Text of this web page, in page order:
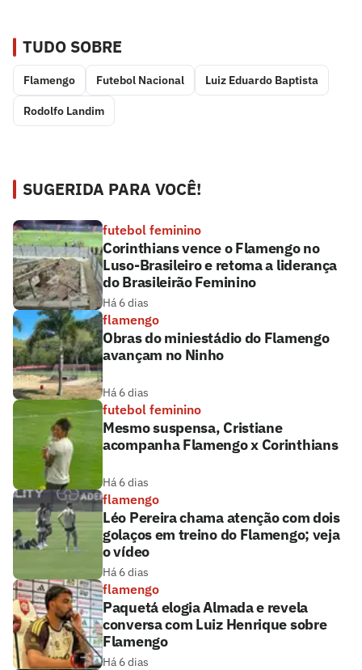
TUDO SOBRE
Flamengo Futebol Nacional Luiz Eduardo Baptista
Rodolfo Landim
SUGERIDA PARA VOCÊ!
futebol feminino
Corinthians vence o Flamengo no
Luso-Brasileiro e retoma a liderança
do Brasileirão Feminino
Há 6 dias
flamengo
Obras do miniestádio do Flamengo
avançam no Ninho
Há 6 dias
futebol feminino
Mesmo suspensa, Cristiane
acompanha Flamengo x Corinthians
Há 6 dias
flamengo
Léo Pereira chama atenção com dois
golaços em treino do Flamengo; veja
o vídeo
Há 6 dias
flamengo
Paquetá elogia Almada e revela
conversa com Luiz Henrique sobre
Flamengo
Há 6 dias